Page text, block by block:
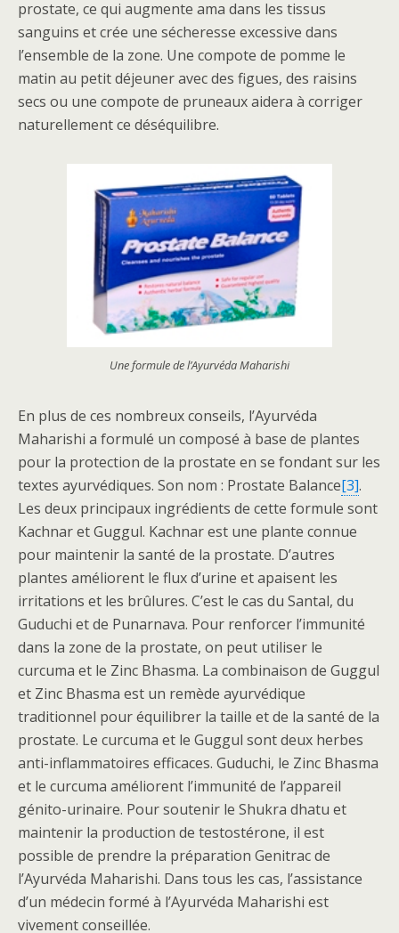
prostate, ce qui augmente ama dans les tissus
sanguins et crée une sécheresse excessive dans
l’ensemble de la zone. Une compote de pomme le
matin au petit déjeuner avec des figues, des raisins
secs ou une compote de pruneaux aidera à corriger
naturellement ce déséquilibre.
Une formule de l’Ayurvéda Maharishi
En plus de ces nombreux conseils, l’Ayurvéda
Maharishi a formulé un composé à base de plantes
pour la protection de la prostate en se fondant sur les
textes ayurvédiques. Son nom : Prostate Balance[3].
Les deux principaux ingrédients de cette formule sont
Kachnar et Guggul. Kachnar est une plante connue
pour maintenir la santé de la prostate. D’autres
plantes améliorent le flux d’urine et apaisent les
irritations et les brûlures. C’est le cas du Santal, du
Guduchi et de Punarnava. Pour renforcer l’immunité
dans la zone de la prostate, on peut utiliser le
curcuma et le Zinc Bhasma. La combinaison de Guggul
et Zinc Bhasma est un remède ayurvédique
traditionnel pour équilibrer la taille et de la santé de la
prostate. Le curcuma et le Guggul sont deux herbes
anti-inflammatoires efficaces. Guduchi, le Zinc Bhasma
et le curcuma améliorent l’immunité de l’appareil
génito-urinaire. Pour soutenir le Shukra dhatu et
maintenir la production de testostérone, il est
possible de prendre la préparation Genitrac de
l’Ayurvéda Maharishi. Dans tous les cas, l’assistance
d’un médecin formé à l’Ayurvéda Maharishi est
vivement conseillée.